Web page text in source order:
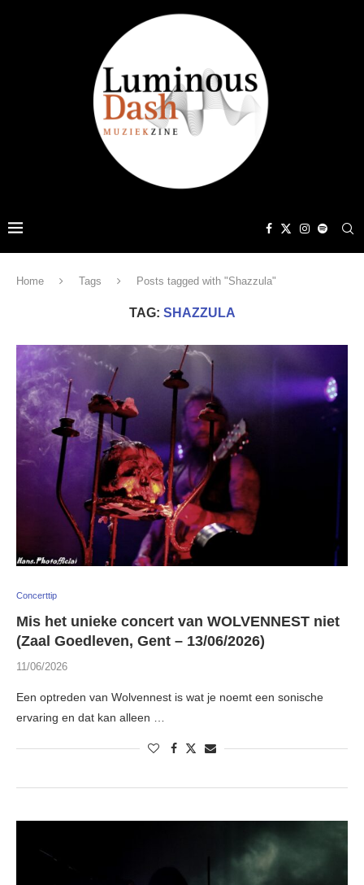
Home Tags Posts tagged with "Shazzula"
TAG: SHAZZULA
Concerttip
Mis het unieke concert van WOLVENNEST niet
(Zaal Goedleven, Gent – 13/06/2026)
11/06/2026
Een optreden van Wolvennest is wat je noemt een sonische
ervaring en dat kan alleen …